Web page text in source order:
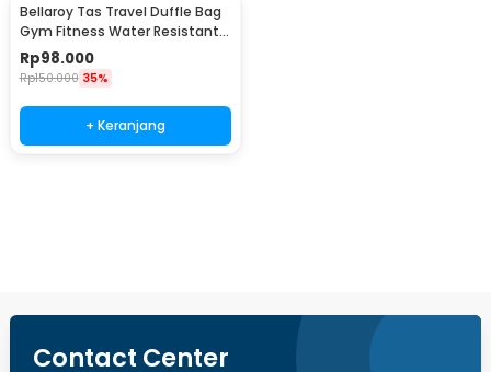
Bellaroy Tas Travel Duffle Bag
Gym Fitness Water Resistant
36-55L - C50
Rp98.000
Rp150.000 35%
+ Keranjang
Contact Center